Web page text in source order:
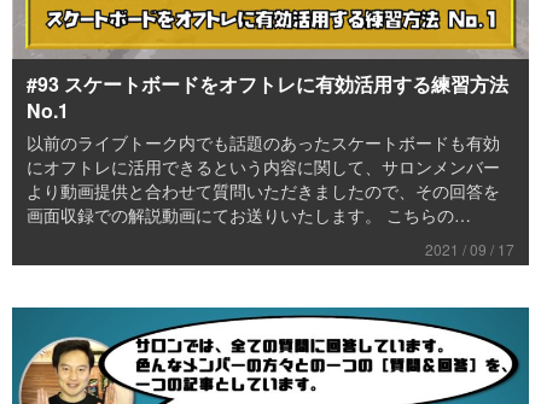
#93 スケートボードをオフトレに有効活用する練習方法
No.1
以前のライブトーク内でも話題のあったスケートボードも有効
にオフトレに活用できるという内容に関して、サロンメンバー
より動画提供と合わせて質問いただきましたので、その回答を
画面収録での解説動画にてお送りいたします。 こちらの…
2021 / 09 / 17